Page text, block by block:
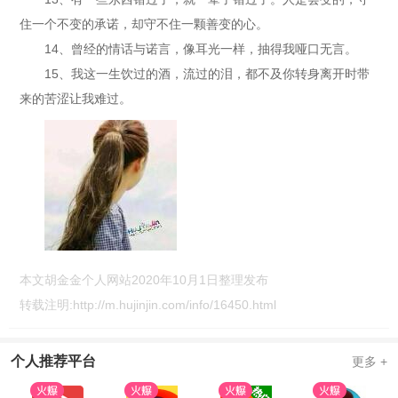
住一个不变的承诺，却守不住一颗善变的心。
14、曾经的情话与诺言，像耳光一样，抽得我哑口无言。
15、我这一生饮过的酒，流过的泪，都不及你转身离开时带
来的苦涩让我难过。
本文胡金金个人网站2020年10月1日整理发布
转载注明:http://m.hujinjin.com/info/16450.html
个人推荐平台 更多 +